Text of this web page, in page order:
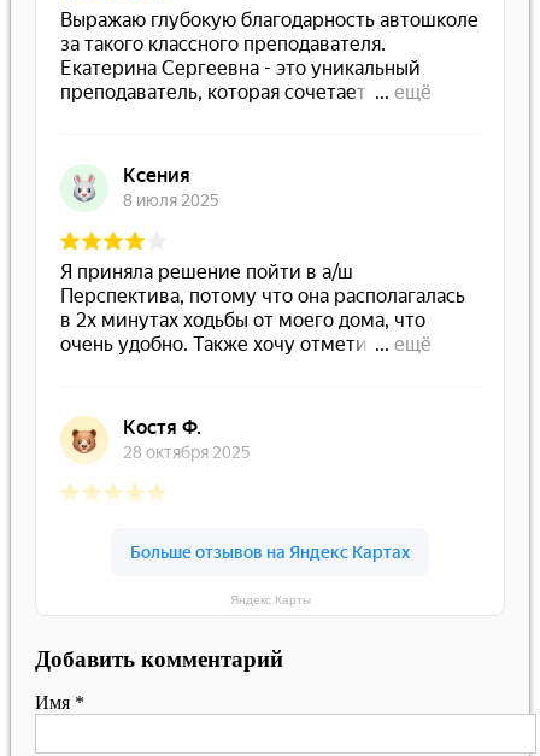
Яндекс Карты
Добавить комментарий
Имя *